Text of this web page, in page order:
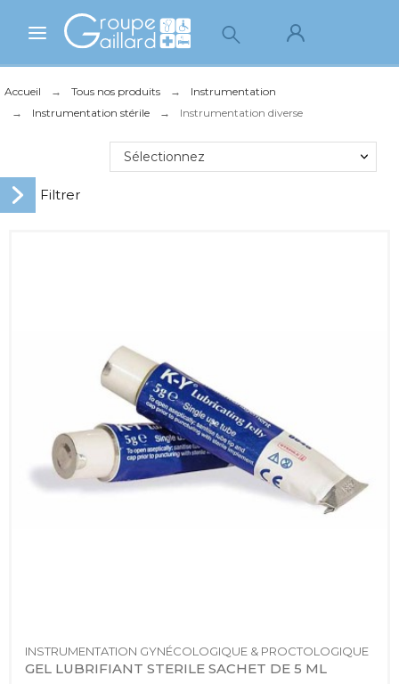
Accueil Tous nos produits
Instrumentation
Instrumentation stérile
Instrumentation diverse
Sélectionnez
INSTRUMENTATION GYNÉCOLOGIQUE & PROCTOLOGIQUE
GEL LUBRIFIANT STERILE SACHET DE 5 ML